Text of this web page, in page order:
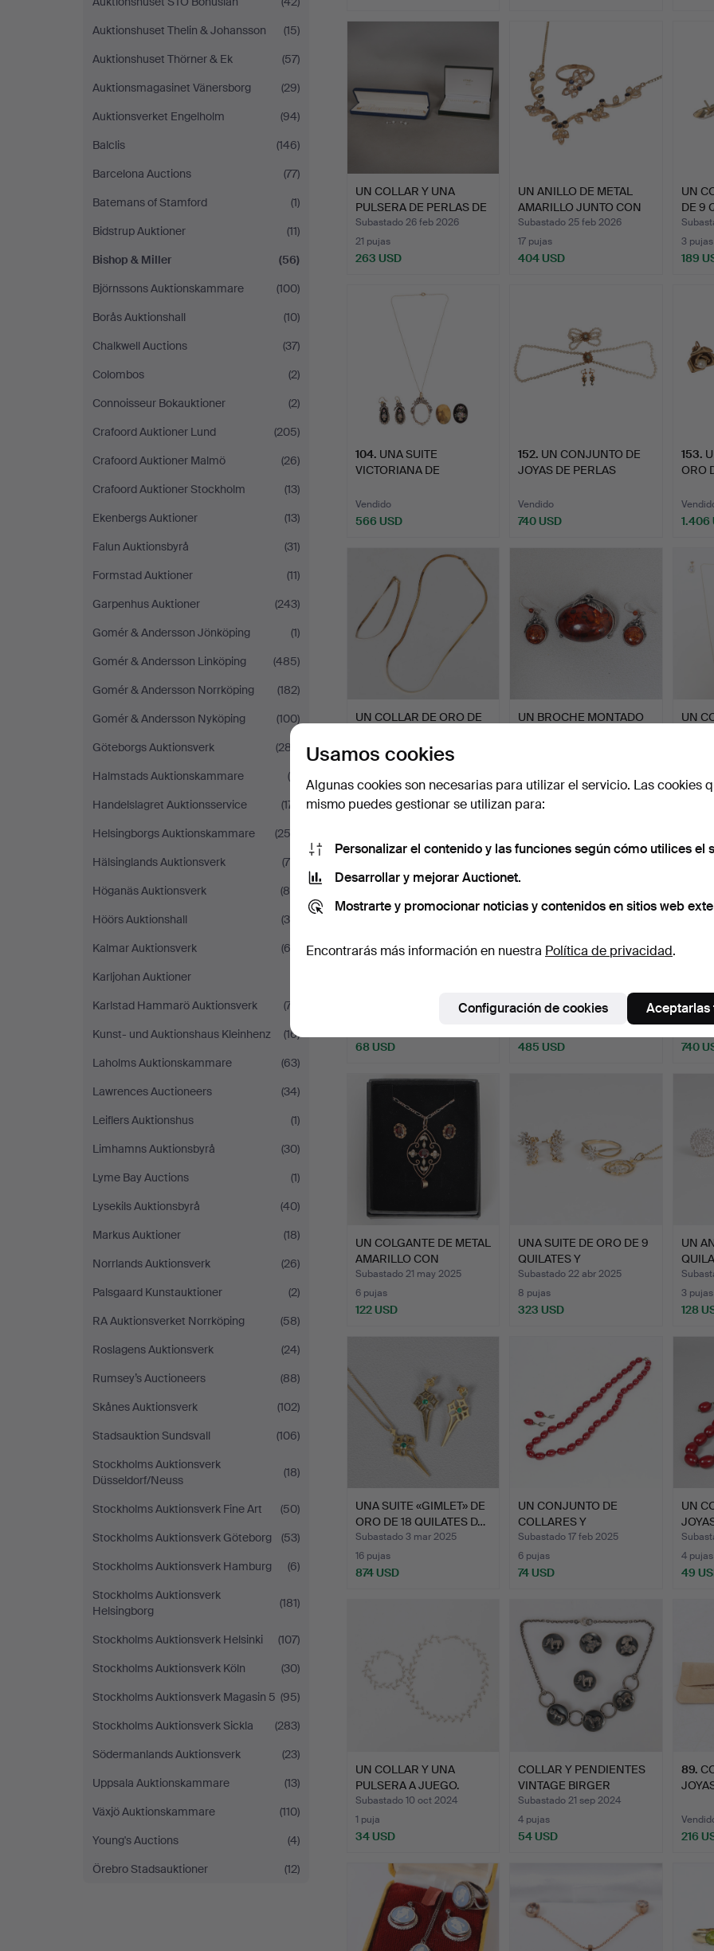
Auktionshuset Thelin & Johansson
(15)
Auktionshuset Thörner & Ek
(57)
Auktionsmagasinet Vänersborg
(29)
Auktionsverket Engelholm
(94)
Balclis
(146)
Barcelona Auctions
(77)
Batemans of Stamford
(1)
Bidstrup Auktioner
(11)
Bishop & Miller
(56)
Björnssons Auktionskammare
(100)
Borås Auktionshall
(10)
Chalkwell Auctions
(37)
Colombos
(2)
Connoisseur Bokauktioner
(2)
Crafoord Auktioner Lund
(205)
Crafoord Auktioner Malmö
(26)
Crafoord Auktioner Stockholm
(13)
Ekenbergs Auktioner
(13)
Falun Auktionsbyrå
(31)
Formstad Auktioner
(11)
Garpenhus Auktioner
(243)
Gomér & Andersson Jönköping
(1)
Gomér & Andersson Linköping
(485)
Gomér & Andersson Norrköping
(182)
Gomér & Andersson Nyköping
(100)
Göteborgs Auktionsverk
(287)
Halmstads Auktionskammare
(4)
Handelslagret Auktionsservice
(171)
Helsingborgs Auktionskammare
(253)
Hälsinglands Auktionsverk
(78)
Höganäs Auktionsverk
(88)
Höörs Auktionshall
(35)
Kalmar Auktionsverk
(62)
Karljohan Auktioner
Karlstad Hammarö Auktionsverk
(77)
Kunst- und Auktionshaus Kleinhenz
(16)
Laholms Auktionskammare
(63)
Lawrences Auctioneers
(34)
Leiflers Auktionshus
(1)
Limhamns Auktionsbyrå
(30)
Lyme Bay Auctions
(1)
Lysekils Auktionsbyrå
(40)
Markus Auktioner
(18)
Norrlands Auktionsverk
(26)
Palsgaard Kunstauktioner
(2)
RA Auktionsverket Norrköping
(58)
Roslagens Auktionsverk
(24)
Rumsey’s Auctioneers
(88)
Skånes Auktionsverk
(102)
Stadsauktion Sundsvall
(106)
Stockholms Auktionsverk
Düsseldorf/Neuss
(18)
Stockholms Auktionsverk Fine Art
(50)
Stockholms Auktionsverk Göteborg
(53)
Stockholms Auktionsverk Hamburg
(6)
Stockholms Auktionsverk
Helsingborg
(181)
Stockholms Auktionsverk Helsinki
(107)
Stockholms Auktionsverk Köln
(30)
Stockholms Auktionsverk Magasin 5 (95)
Stockholms Auktionsverk Sickla
(283)
Södermanlands Auktionsverk
(23)
Uppsala Auktionskammare
(13)
Växjö Auktionskammare
(110)
Young's Auctions
(4)
Örebro Stadsauktioner
(12)
UN COLLAR Y UNA
PULSERA DE PERLAS DE
IMITA…
Subastado 26 feb 2026
21 pujas
263 USD
UN ANILLO DE METAL
AMARILLO JUNTO CON
UN C…
Subastado 25 feb 2026
17 pujas
404 USD
UN
DE 9
3 pujas
189
104. UNA SUITE
VICTORIANA DE
Vendido
566 USD
152. UN CONJUNTO DE
JOYAS DE PERLAS
Vendido
740 USD
153.
ORO
1.406
UN COLLAR DE ORO DE
PULSE…
Subastado 9 sep 2025
108 USD
UN BROCHE MONTADO
34 USD
UN
34
Subastado 24 jun 2025
68 USD
CON COLGANTE DE ORO
BLANCO…
485 USD
CON
DE 18
740
UN COLGANTE DE METAL
AMARILLO CON
GRANATES…
Subastado 21 may 2025
6 pujas
122 USD
UNA SUITE DE ORO DE 9
QUILATES Y
DIAMANTES…
Subastado 22 abr 2025
8 pujas
323 USD
UN
3 pujas
128
UNA SUITE «GIMLET» DE
ORO DE 18 QUILATES D…
Subastado 3 mar 2025
16 pujas
874 USD
UN CONJUNTO DE
COLLARES Y
PENDIENTES DE CO…
Subastado 17 feb 2025
6 pujas
74 USD
UN
4 pujas
49
UN COLLAR Y UNA
PULSERA A JUEGO.
Subastado 10 oct 2024
1 puja
34 USD
COLLAR Y PENDIENTES
VINTAGE BIRGER
HAGLUND…
Subastado 21 sep 2024
4 pujas
54 USD
89.
216
Usamos cookies
Algunas cookies son necesarias para utilizar el servicio. Las cookies
mismo puedes gestionar se utilizan para:
Personalizar el contenido y las funciones según cómo utilices el
Desarrollar y mejorar Auctionet.
Mostrarte y promocionar noticias y contenidos en sitios web
Encontrarás más información en nuestra Política de privacidad.
Configuración de cookies Aceptarlas